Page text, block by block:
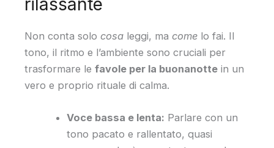
Non conta solo cosa leggi, ma come lo fai. Il
tono, il ritmo e l’ambiente sono cruciali per
trasformare le favole per la buonanotte in un
vero e proprio rituale di calma.
Voce bassa e lenta: Parlare con un
tono pacato e rallentato, quasi